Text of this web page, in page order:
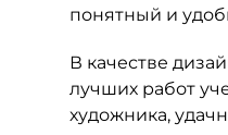
понятный и
В качестве
лучших работ
художника,